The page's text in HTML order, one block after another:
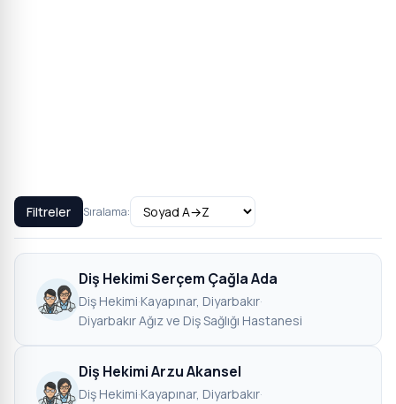
Filtreler Sıralama:
Diş Hekimi Serçem Çağla Ada
Diş Hekimi·Kayapınar, Diyarbakır·
Diyarbakır Ağız ve Diş Sağlığı Hastanesi
Diş Hekimi Arzu Akansel
Diş Hekimi·Kayapınar, Diyarbakır·